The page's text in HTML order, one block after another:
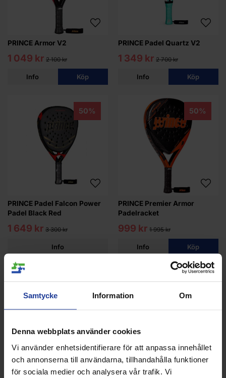
Samtycke Information Om
Denna webbplats använder cookies
Vi använder enhetsidentifierare för att anpassa innehållet
och annonserna till användarna, tillhandahålla funktioner
för sociala medier och analysera vår trafik. Vi
PRINCE Armor V2
1 049 kr 2 100 kr
Info Köp
PRINCE Padel Quartz V2
1 349 kr 2 700 kr
Info Köp
50%
PRINCE Padel Falcon Power
Padel Black Red
1 649 kr 3 300 kr
Info
50%
PRINCE Premier Armor
Padelracket
999 kr 1 995 kr
Info Köp
PRINCE Quartz pink
PRINCE Jet TT Tour